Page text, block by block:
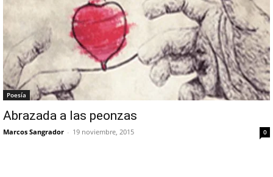
Poesía
Abrazada a las peonzas
Marcos Sangrador - 19 noviembre, 2015 0